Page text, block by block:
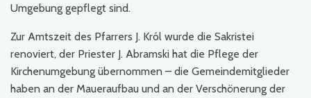
Umgebung gepflegt sind.
Zur Amtszeit des Pfarrers J. Król wurde die Sakristei
renoviert, der Priester J. Abramski hat die Pflege der
Kirchenumgebung übernommen – die Gemeindemitglieder
haben an der Maueraufbau und an der Verschönerung der